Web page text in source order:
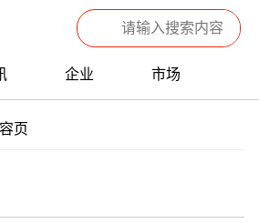
企业 市场
页